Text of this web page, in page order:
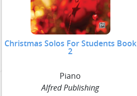
Christmas Solos For Students Book
2
Piano
Alfred Publishing